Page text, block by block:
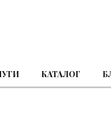
КАТАЛОГ